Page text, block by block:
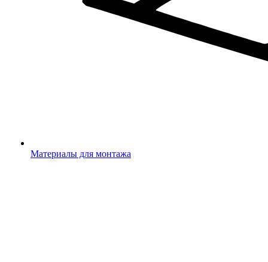
Материалы для монтажа